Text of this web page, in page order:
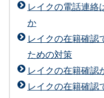
レイクの電話連絡
か
レイクの在籍確認
ための対策
レイクの在籍確認
レイクの在籍確認